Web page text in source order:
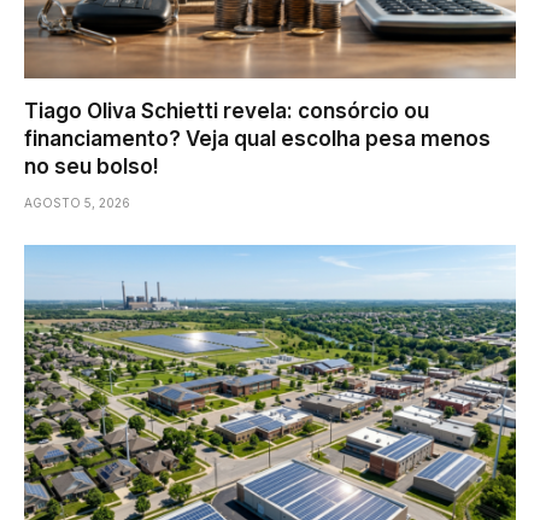
Tiago Oliva Schietti revela: consórcio ou
financiamento? Veja qual escolha pesa menos
no seu bolso!
AGOSTO 5, 2026